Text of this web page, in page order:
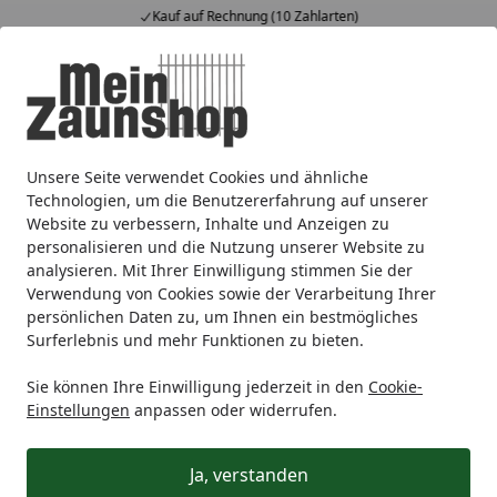
Unsere Seite verwendet Cookies und ähnliche
Technologien, um die Benutzererfahrung auf unserer
Website zu verbessern, Inhalte und Anzeigen zu
personalisieren und die Nutzung unserer Website zu
analysieren. Mit Ihrer Einwilligung stimmen Sie der
Verwendung von Cookies sowie der Verarbeitung Ihrer
persönlichen Daten zu, um Ihnen ein bestmögliches
Surferlebnis und mehr Funktionen zu bieten.
Sie können Ihre Einwilligung jederzeit in den Cookie-
Einstellungen anpassen oder widerrufen.
Ja, verstanden
Kauf auf Rechnung (10 Zahlarten)
Alle Produkte
Mein Konto
Suchen
Startseite
Gartengestaltung Terrassenbeläge Aluminium
Aluminium Terrassendielen
Ihre Artikelübersicht
Kategorien
Filter / Sortierung